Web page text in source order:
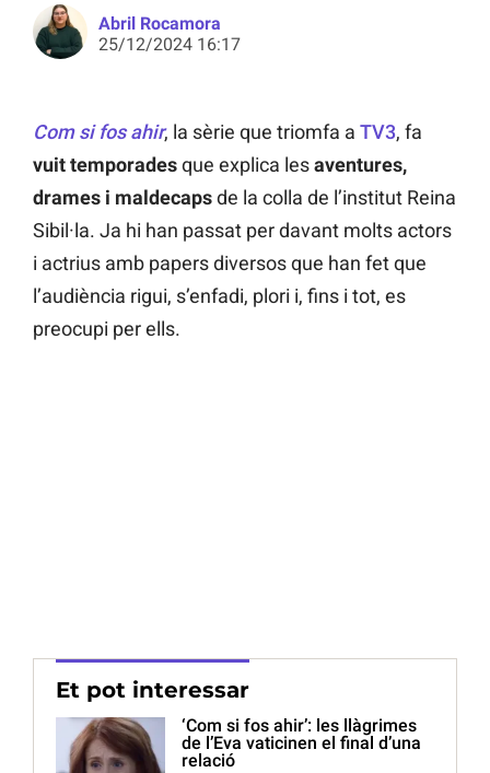
Abril Rocamora
25/12/2024 16:17
Com si fos ahir, la sèrie que triomfa a TV3, fa
vuit temporadesque explica lesaventures,
drames i maldecapsde la colla de l’institut Reina
Sibil·la. Ja hi han passat per davant molts actors
i actrius amb papers diversos que han fet que
l’audiència rigui, s’enfadi, plori i, fins i tot, es
preocupi per ells.
Et pot interessar
‘Com si fos ahir’: les llàgrimes
de l’Eva vaticinen el final d’una
relació